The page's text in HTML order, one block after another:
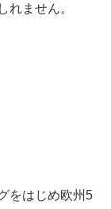
れません。
をはじめ欧州5